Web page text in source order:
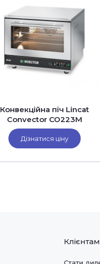
Конвекційна піч Lincat
Convector CO223M
Дізнатися ціну
Клієнтам